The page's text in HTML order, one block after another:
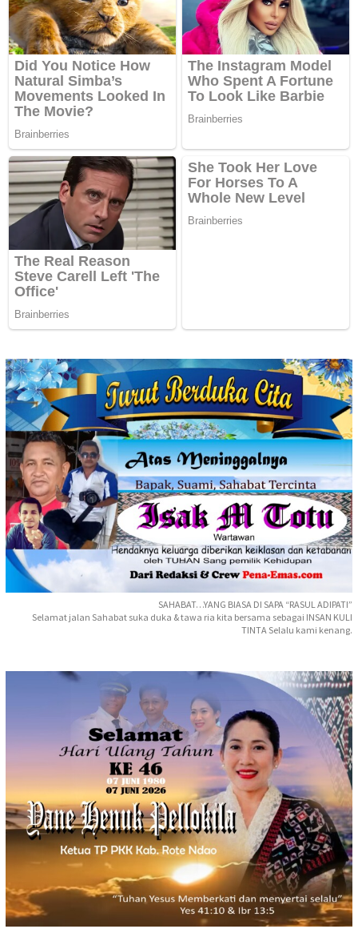
SAHABAT…YANG BIASA DI SAPA “RASUL ADIPATI”
Selamat jalan Sahabat suka duka & tawa ria kita bersama sebagai INSAN KULI
TINTA Selalu kami kenang.